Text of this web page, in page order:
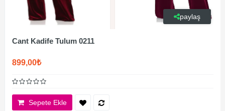
paylaş
Cant Kadife Tulum 0211
899,00₺
Sepete Ekle